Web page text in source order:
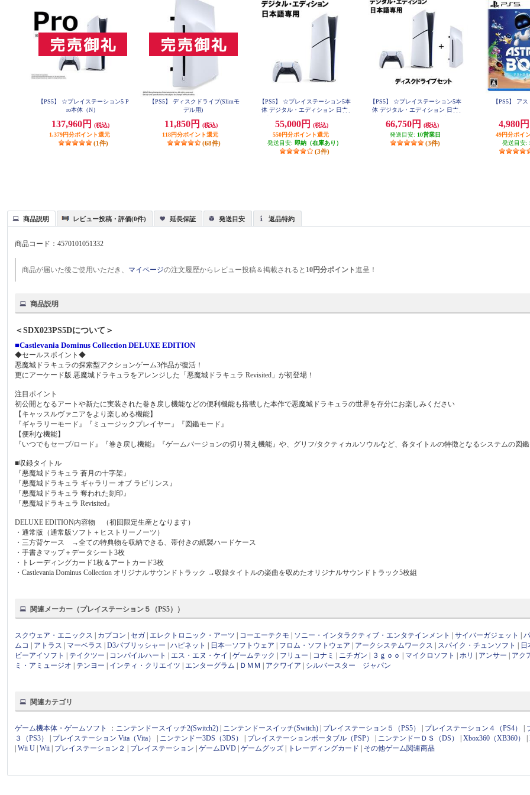
【PS5】 ☆プレイステーション5 P
ro本体（N）
137,960円
(税込)
1,379円分ポイント還元
(1件)
【PS5】 ディスクドライブ(Slimモ
デル用)
11,850円
(税込)
118円分ポイント還元
(68件)
【PS5】 ☆プレイステーション5本
体 デジタル・エディション 日本
nly
55,000円
(税込)
550円分ポイント還元
発送目安: 即納（在庫あり）
(3件)
【PS5】 ☆プレイステーション5本
体 デジタル・エディション 日本
ト
66,750円
(税込)
発送目安: 10営業日
(3件)
【PS5】 ア
4,980円
49円分ポイ
発送目安:
商品説明 レビュー投稿・評価(0件) 延長保証 発送目安 返品特約
商品コード：4570101051332
商品が届いた後ご使用いただき、 マイページの注文履歴からレビュー投稿＆掲載されると 10円分ポイント進呈！
商品説明
＜SDX023PS5Dについて＞
■Castlevania Dominus Collection DELUXE EDITION
◆セールスポイント◆
悪魔城ドラキュラの探索型アクションゲーム3作品が復活！
更にアーケード版 悪魔城ドラキュラをアレンジした「悪魔城ドラキュラ Revisited」が初登場！
注目ポイント
初公開となるアートや新たに実装された巻き戻し機能などの便利機能も搭載した本作で悪魔城ドラキュラの世界を存分にお楽しみください
【キャッスルヴァニアをより楽しめる機能】
『ギャラリーモード』『ミュージックプレイヤー』『図鑑モード』
【便利な機能】
『いつでもセーブ/ロード』『巻き戻し機能』『ゲームバージョンの切り替え機能』や、グリフ/タクティカルソウルなど、各タイトルの特徴となるシステムの図鑑
■収録タイトル
『悪魔城ドラキュラ 蒼月の十字架』
『悪魔城ドラキュラ ギャラリー オブ ラビリンス』
『悪魔城ドラキュラ 奪われた刻印』
『悪魔城ドラキュラ Revisited』
DELUXE EDITION内容物 （初回限定生産となります）
・通常版（通常版ソフト＋ヒストリーノーツ）
・三方背ケース →全ての特典物を収納できる、帯付きの紙製ハードケース
・手書きマップ＋データシート3枚
・トレーディングカード1枚＆アートカード3枚
・Castlevania Dominus Collection オリジナルサウンドトラック →収録タイトルの楽曲を収めたオリジナルサウンドトラック5枚組
関連メーカー（プレイステーション５（PS5））
スクウェア・エニックス | カプコン |セガ | エレクトロニック・アーツ | コーエーテクモ | ソニー・インタラクティブ・エンタテインメント |サイバーガジェット |
ムコ | アトラス | マーベラス |D3パブリッシャー |ハピネット | 日本一ソフトウェア | フロム・ソフトウェア | アークシステムワークス | スパイク・チュンソフト | 日
ビーアイソフト | テイクツー | コンパイルハート | エス・エヌ・ケイ |ゲームテック | フリュー | コナミ | ニチガン | ３ｇｏｏ | マイクロソフト |ホリ | アンサー | アク
ミ・アミュージオ | テンヨー | インティ・クリエイツ | エンターグラム | ＤＭＭ | アクワイア | シルバースター ジャパン
関連カテゴリ
ゲーム機本体・ゲームソフト ： ニンテンドースイッチ2(Switch2) | ニンテンドースイッチ(Switch) | プレイステーション５（PS5） | プレイステーション４（PS4） |
３（PS3）
| プレイステーション Vita（Vita） | ニンテンドー3DS（3DS） | プレイステーションポータブル（PSP） | ニンテンドーＤＳ（DS） |Xbox360（XB360） |
|Wii U |Wii | プレイステーション２ | プレイステーション |ゲームDVD |ゲームグッズ | トレーディングカード | その他ゲーム関連商品